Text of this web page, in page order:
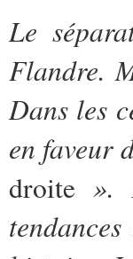
Le
Flandre.
Dans les
en faveur
droite ».